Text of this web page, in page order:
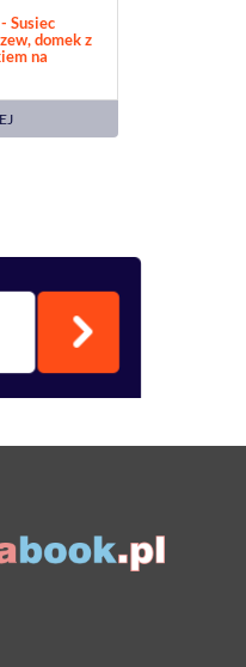
Susiec
domek z
na